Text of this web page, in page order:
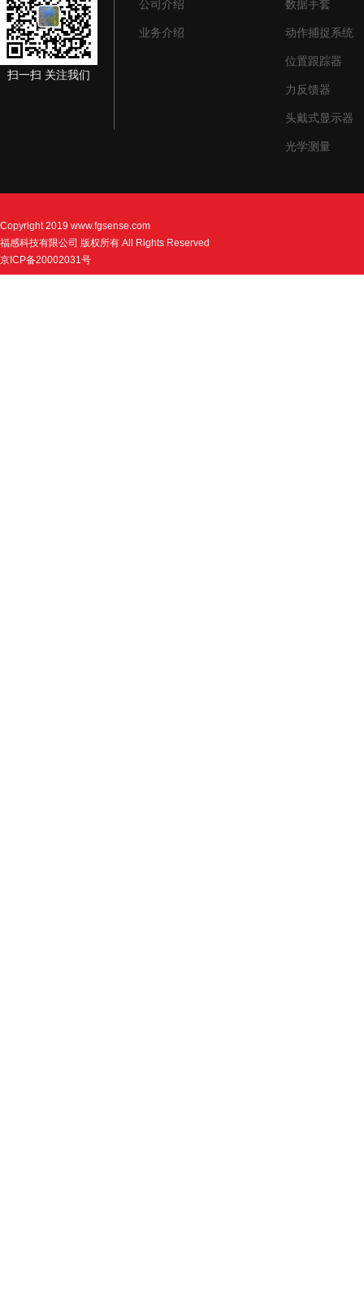
扫一扫 关注我们
公司介绍
业务介绍
数据手套
动作捕捉系统
位置跟踪器
力反馈器
头戴式显示器
光学测量
Copyright 2019 www.fgsense.com
福感科技有限公司 版权所有 All Rights Reserved
京ICP备20002031号